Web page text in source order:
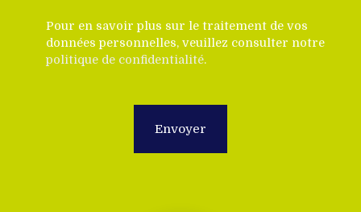
Pour en savoir plus sur le traitement de vos
données personnelles, veuillez consulter notre
politique de confidentialité.
Envoyer